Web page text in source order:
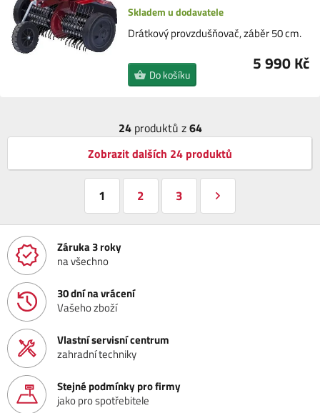
Skladem u dodavatele
Drátkový provzdušňovač, záběr 50 cm.
5 990 Kč
Do košíku
24produktů z64
Zobrazit dalších 24 produktů
1 2 3
Záruka 3 roky
na všechno
30 dní na vrácení
Vašeho zboží
Vlastní servisní centrum
zahradní techniky
Stejné podmínky pro firmy
jako pro spotřebitele